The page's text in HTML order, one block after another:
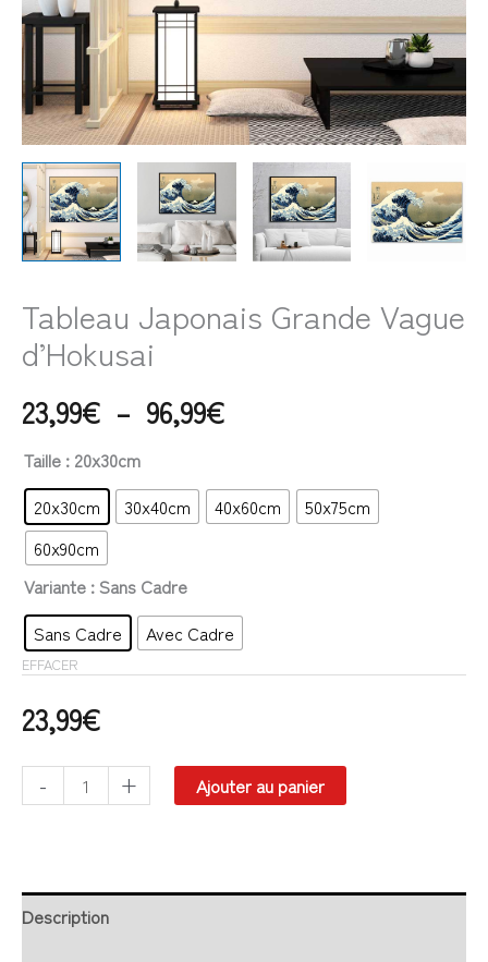
Tableau Japonais Grande Vague
d’Hokusai
23,99€ – 96,99€
Taille : 20x30cm
20x30cm
30x40cm 40x60cm
50x75cm
60x90cm
Variante : Sans Cadre
Sans Cadre
Avec Cadre
EFFACER
23,99€
- + Ajouter au panier
Description